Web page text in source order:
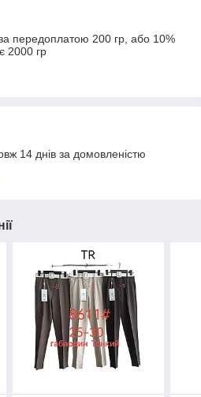
передоплатою 200 гр, або 10%
2000 гр
14 днів за домовленістю